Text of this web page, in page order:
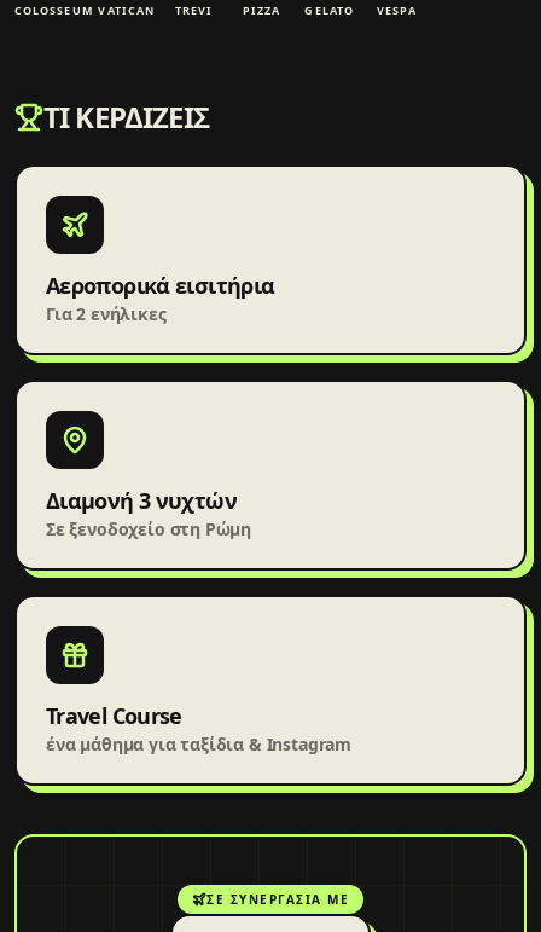
COLOSSEUM VATICAN TREVI PIZZA GELATO VESPA
ΤΙ ΚΕΡΔΊΖΕΙΣ
Αεροπορικά εισιτήρια
Για 2 ενήλικες
Διαμονή 3 νυχτών
Σε ξενοδοχείο στη Ρώμη
Travel Course
ένα μάθημα για ταξίδια & Instagram
ΣΕ ΣΥΝΕΡΓΑΣΊΑ ΜΕ